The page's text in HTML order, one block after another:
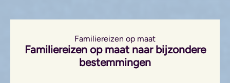
Familiereizen op maat
Familiereizen op maat naar bijzondere
bestemmingen